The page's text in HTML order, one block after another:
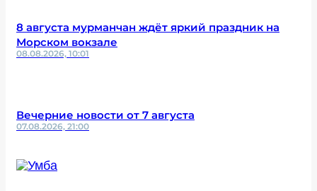
8 августа мурманчан ждёт яркий праздник на
Морском вокзале
08.08.2026, 10:01
Вечерние новости от 7 августа
07.08.2026, 21:00